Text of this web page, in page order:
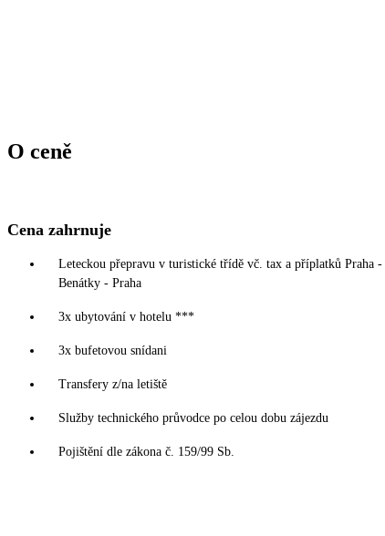
O ceně
Cena zahrnuje
Leteckou přepravu v turistické třídě vč. tax a příplatků Praha -
Benátky - Praha
3x ubytování v hotelu ***
3x bufetovou snídani
Transfery z/na letiště
Služby technického průvodce po celou dobu zájezdu
Pojištění dle zákona č. 159/99 Sb.